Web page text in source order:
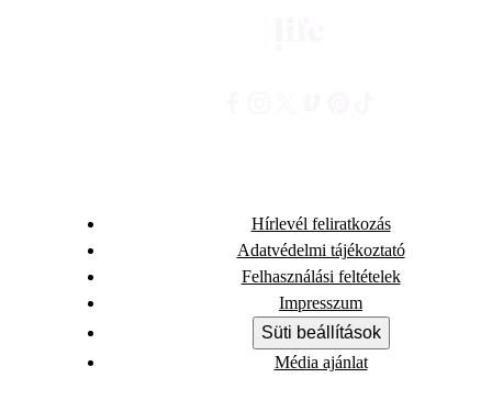
Hírlevél feliratkozás
Adatvédelmi tájékoztató
Felhasználási feltételek
Impresszum
Süti beállítások
Média ajánlat